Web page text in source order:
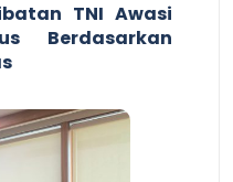
TNI Awasi
Berdasarkan